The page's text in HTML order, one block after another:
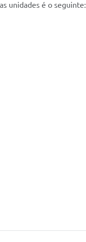
unidades é o seguinte: